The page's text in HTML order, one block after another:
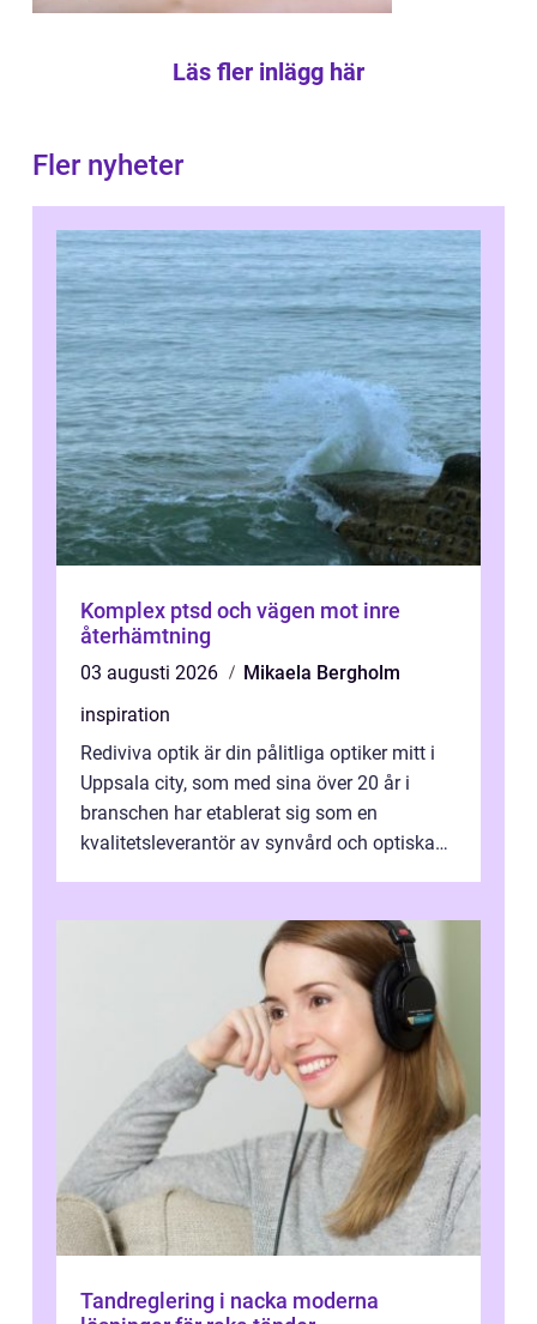
Läs fler inlägg här
Fler nyheter
Komplex ptsd och vägen mot inre
återhämtning
03 augusti 2026
Mikaela Bergholm
inspiration
Rediviva optik är din pålitliga optiker mitt i
Uppsala city, som med sina över 20 år i
branschen har etablerat sig som en
kvalitetsleverantör av synvård och optiska
Tandreglering i nacka moderna